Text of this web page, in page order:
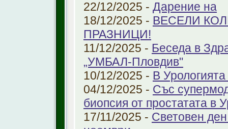
22/12/2025 - Дарение на
18/12/2025 - ВЕСЕЛИ
ПРАЗНИЦИ!
11/12/2025 - Беседа в
„УМБАЛ-Пловдив"
10/12/2025 - В
04/12/2025 - Със
биопсия от простатата в
17/11/2025 - Световен